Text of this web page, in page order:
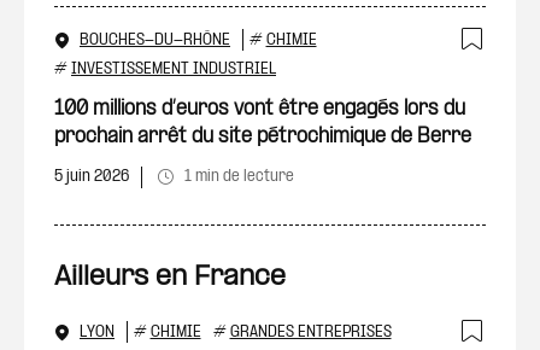
BOUCHES-DU-RHÔNE # CHIMIE
# INVESTISSEMENT INDUSTRIEL
100 millions d’euros vont être engagés lors du
prochain arrêt du site pétrochimique de Berre
5 juin 2026 1 min de lecture
Ailleurs en France
LYON # CHIMIE # GRANDES ENTREPRISES